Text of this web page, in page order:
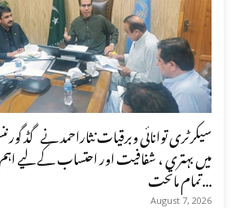
سیکرٹری توانائی وبرقیات نثاراحمد نے گڈ
میں بہتری ، شفافیت اور احتساب کے لیے
تمام ماتحت...
August 7, 2026